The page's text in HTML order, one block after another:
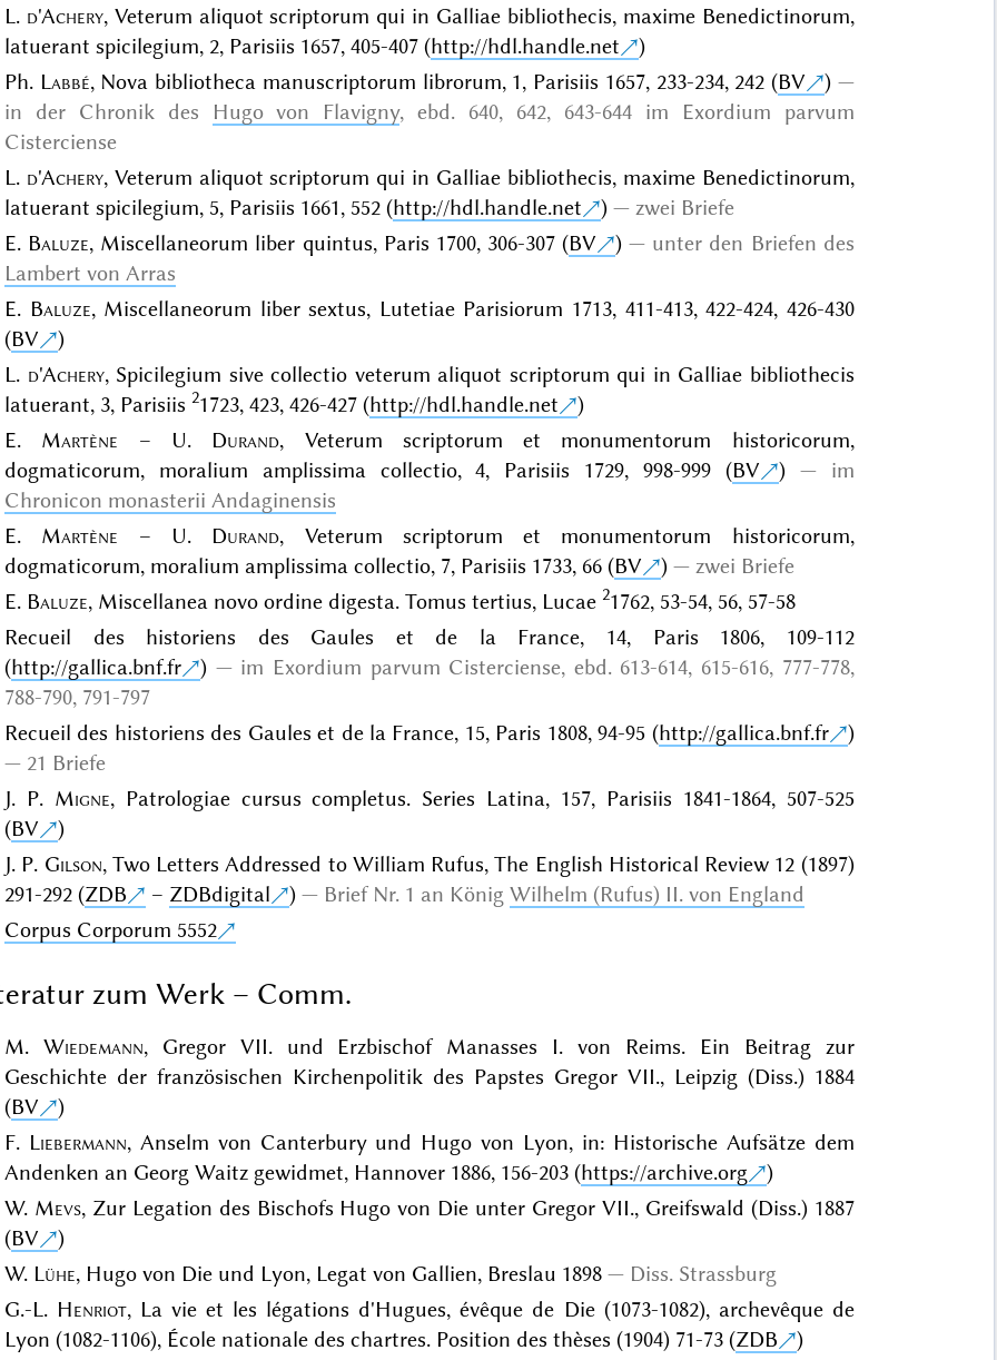
L. d'Achery, Veterum aliquot scriptorum qui in Galliae bibliothecis, maxime Benedictinorum,
latuerant spicilegium, 2, Parisiis 1657, 405-407 (http://hdl.handle.net
)
Ph. Labbé, Nova bibliotheca manuscriptorum librorum, 1, Parisiis 1657, 233-234, 242 (BV
)
in der Chronik des
Hugo von Flavigny, ebd. 640, 642, 643-644 im Exordium parvum
Cisterciense
L. d'Achery, Veterum aliquot scriptorum qui in Galliae bibliothecis, maxime Benedictinorum,
latuerant spicilegium, 5, Parisiis 1661, 552 (http://hdl.handle.net )
zwei Briefe
E. Baluze, Miscellaneorum liber quintus, Paris 1700, 306-307 (BV )
unter den Briefen des
Lambert von Arras
E. Baluze, Miscellaneorum liber sextus, Lutetiae Parisiorum 1713, 411-413, 422-424, 426-430
(BV
)
L. d'Achery, Spicilegium sive collectio veterum aliquot scriptorum qui in Galliae bibliothecis
latuerant, 3, Parisiis 21723, 423, 426-427 (http://hdl.handle.net
)
E. Martène – U. Durand, Veterum scriptorum et monumentorum historicorum,
dogmaticorum, moralium amplissima collectio, 4, Parisiis 1729, 998-999 (BV )
im
Chronicon monasterii Andaginensis
E. Martène – U. Durand, Veterum scriptorum et monumentorum historicorum,
dogmaticorum, moralium amplissima collectio, 7, Parisiis 1733, 66 (BV )
zwei Briefe
E. Baluze, Miscellanea novo ordine digesta. Tomus tertius, Lucae 21762, 53-54, 56, 57-58
Recueil des historiens des Gaules et de la France, 14, Paris 1806, 109-112
(http://gallica.bnf.fr )
im Exordium parvum Cisterciense, ebd. 613-614, 615-616, 777-778,
788-790, 791-797
Recueil des historiens des Gaules et de la France, 15, Paris 1808, 94-95 (http://gallica.bnf.fr
)
21 Briefe
J. P. Migne, Patrologiae cursus completus. Series Latina, 157, Parisiis 1841-1864, 507-525
(BV
)
J. P. Gilson, Two Letters Addressed to William Rufus, The English Historical Review 12 (1897)
291-292 (ZDB – ZDBdigital ) Brief Nr. 1 an König Wilhelm (Rufus) II. von England
Corpus Corporum 5552
zum Werk – Comm.
M. Wiedemann, Gregor VII. und Erzbischof Manasses I. von Reims. Ein Beitrag zur
Geschichte der französischen Kirchenpolitik des Papstes Gregor VII., Leipzig (Diss.) 1884
(BV
)
F. Liebermann, Anselm von Canterbury und Hugo von Lyon, in: Historische Aufsätze dem
Andenken an Georg Waitz gewidmet, Hannover 1886, 156-203 (https://archive.org
)
W. Mevs, Zur Legation des Bischofs Hugo von Die unter Gregor VII., Greifswald (Diss.) 1887
(BV
)
W. Lühe, Hugo von Die und Lyon, Legat von Gallien, Breslau 1898
Diss. Strassburg
G.-L. Henriot, La vie et les légations d'Hugues, évêque de Die (1073-1082), archevêque de
Lyon (1082-1106), École nationale des chartres. Position des thèses (1904) 71-73 (ZDB
)